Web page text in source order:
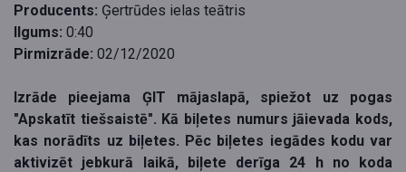
Producents: Ģertrūdes ielas teātris
Ilgums: 0:40
Pirmizrāde: 02/12/2020
Izrāde pieejama ĢIT mājaslapā, spiežot uz pogas
"Apskatīt tiešsaistē". Kā biļetes numurs jāievada kods,
kas norādīts uz biļetes. Pēc biļetes iegādes kodu var
aktivizēt jebkurā laikā, biļete derīga 24 h no koda